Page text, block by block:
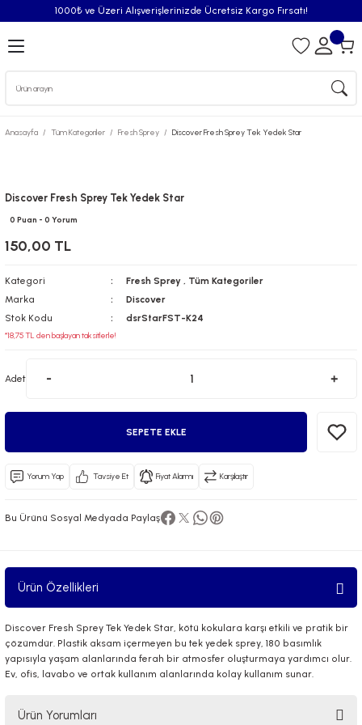
1000₺ ve Üzeri Alışverişlerinizde Ücretsiz Kargo Fırsatı!
Geri Dön
Spreyleri
Pisuvar Plastiği
Esansiyel Aroma Difüzörü
Anasayfa Tüm Kategoriler Fresh Sprey Discover Fresh Sprey Tek Yedek Star
Discover Fresh Sprey Tek Yedek Star
0 Puan - 0 Yorum
150,00 TL
Kategori Fresh Sprey , Tüm Kategoriler
Marka
Discover
Stok Kodu
dsrStarFST-K24
*18,75 TL den başlayan taksitlerle!
Adet
SEPETE EKLE
Yorum Yap Tavsiye Et Fiyat Alarmı Karşılaştır
Bu Ürünü Sosyal Medyada Paylaş
Ürün Özellikleri
Discover Fresh Sprey Tek Yedek Star, kötü kokulara karşı etkili ve pratik bir
çözümdür. Plastik aksam içermeyen bu tek yedek sprey, 180 basımlık
yapısıyla yaşam alanlarında ferah bir atmosfer oluşturmaya yardımcı olur.
Ev, ofis, lavabo ve ortak kullanım alanlarında kolay kullanım sunar.
Ürün Yorumları